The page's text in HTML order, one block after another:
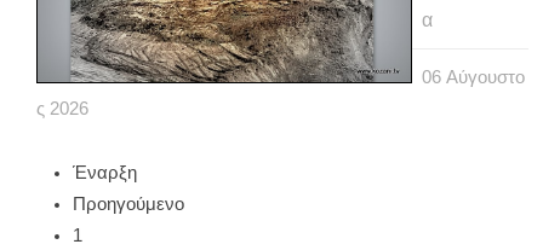
α
06 Αύγουστο
ς 2026
Έναρξη
Προηγούμενο
1